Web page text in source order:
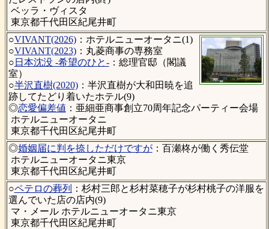
ベッラ・ヴィスタ
東京都千代田区紀尾井町
○VIVANT(2026)：ホテルニューオータニ(1)
○VIVANT(2023)：丸菱商事の専務室
○ 日本沈没 -希望のひと-：総理官邸（閣議
室）
○半沢直樹(2020)：半沢直樹が大和田暁を追
跡してたどり着いたホテル(9)
◎恋愛偏差値 ：亜細亜商事創立70周年記念パーティー会場
ホテルニューオータニ
東京都千代田区紀尾井町
◎婚姻届に判を捺しただけですが：百瀬柊が働く秀伝堂
ホテルニューオータニ東京
東京都千代田区紀尾井町
○ペテロの葬列
：杉村三郎と杉村菜穂子が杉村桃子の洋服を
選んでいた店の店内(9)
マ・メール ホテルニューオータニ東京
東京都千代田区紀尾井町